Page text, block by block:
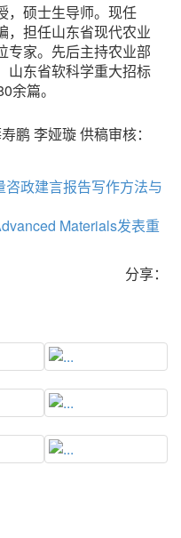
，硕士生导师。现任
，担任山东省现代农业
专家。先后主持农业部
山东省软科学重大招标
余篇。
鹏 李娅璇供稿审核：
政建言报告写作方法与
Materials发表重
分享：